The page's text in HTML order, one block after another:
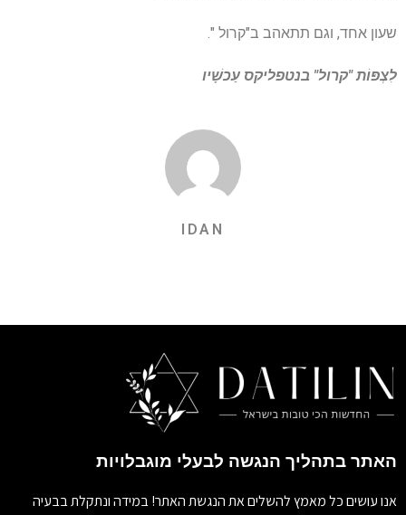
שעון אחד, וגם תתאהב ב"קרול ".
לִצְפּוֹת"קרול" בנטפליקס עַכשָׁיו
IDAN
האתר בתהליך הנגשה לבעלי מוגבלויות
אנו עושים כל מאמץ להשלים את הנגשת האתר! במידה ונתקלת בבעיה